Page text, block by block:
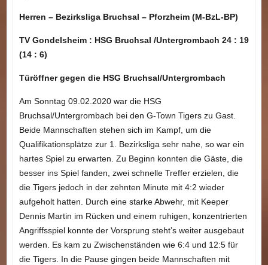
Herren – Bezirksliga Bruchsal – Pforzheim (M-BzL-BP)
TV Gondelsheim : HSG Bruchsal /Untergrombach 24 : 19
(14 : 6)
Türöffner gegen die HSG Bruchsal/Untergrombach
Am Sonntag 09.02.2020 war die HSG
Bruchsal/Untergrombach bei den G-Town Tigers zu Gast.
Beide Mannschaften stehen sich im Kampf, um die
Qualifikationsplätze zur 1. Bezirksliga sehr nahe, so war ein
hartes Spiel zu erwarten. Zu Beginn konnten die Gäste, die
besser ins Spiel fanden, zwei schnelle Treffer erzielen, die
die Tigers jedoch in der zehnten Minute mit 4:2 wieder
aufgeholt hatten. Durch eine starke Abwehr, mit Keeper
Dennis Martin im Rücken und einem ruhigen, konzentrierten
Angriffsspiel konnte der Vorsprung steht’s weiter ausgebaut
werden. Es kam zu Zwischenständen wie 6:4 und 12:5 für
die Tigers. In die Pause gingen beide Mannschaften mit